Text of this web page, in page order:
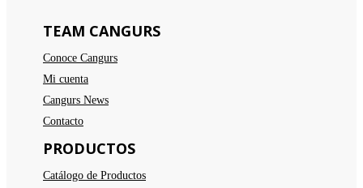
TEAM CANGURS
Conoce Cangurs
Mi cuenta
Cangurs News
Contacto
PRODUCTOS
Catálogo de Productos